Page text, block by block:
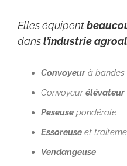
Elles équipent
dansl’industrie
Convoyeur à bandes
Convoyeurélévateur
Peseuse pondérale
Essoreuse et
Vendangeuse